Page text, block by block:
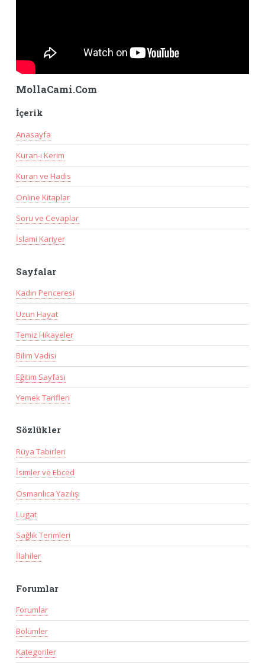
MollaCami.Com
İçerik
Anasayfa
Kuran-ı Kerim
Kuran ve Hadis
Online Kitaplar
Soru ve Cevaplar
İslami Kariyer
Sayfalar
Kadın Penceresi
Uzun Hayat
Temiz Hikayeler
Bilim Vadisi
Eğitim Sayfası
Yemek Tarifleri
Sözlükler
Rüya Tabirleri
İsimler ve Ebced
Osmanlıca Yazılışı
Lugat
Sağlık Terimleri
İlahiler
Forumlar
Forumlar
Bölümler
Kategoriler